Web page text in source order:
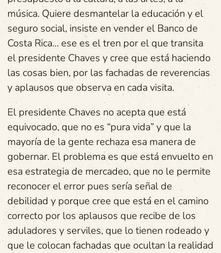
música. Quiere desmantelar la educación y el
seguro social, insiste en vender el Banco de
Costa Rica… ese es el tren por el que transita
el presidente Chaves y cree que está haciendo
las cosas bien, por las fachadas de reverencias
y aplausos que observa en cada visita.
El presidente Chaves no acepta que está
equivocado, que no es “pura vida” y que la
mayoría de la gente rechaza esa manera de
gobernar. El problema es que está envuelto en
esa estrategia de mercadeo, que no le permite
reconocer el error pues sería señal de
debilidad y porque cree que está en el camino
correcto por los aplausos que recibe de los
aduladores y serviles, que lo tienen rodeado y
que le colocan fachadas que ocultan la realidad